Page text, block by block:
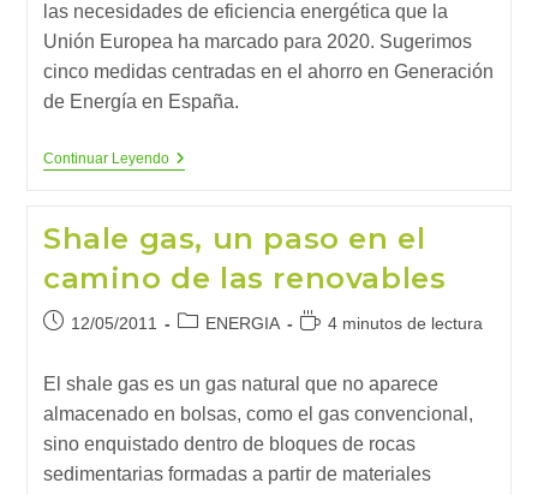
las necesidades de eficiencia energética que la
Unión Europea ha marcado para 2020. Sugerimos
cinco medidas centradas en el ahorro en Generación
de Energía en España.
Continuar Leyendo¿Cómo
Generación
De
Energía?
Shale gas, un paso en el
camino de las renovables
Publicación
entrada:
12/05/2011
Categoría
entrada:
ENERGIA
Tiempo4 minutos de lectura
El shale gas es un gas natural que no aparece
almacenado en bolsas, como el gas convencional,
sino enquistado dentro de bloques de rocas
sedimentarias formadas a partir de materiales